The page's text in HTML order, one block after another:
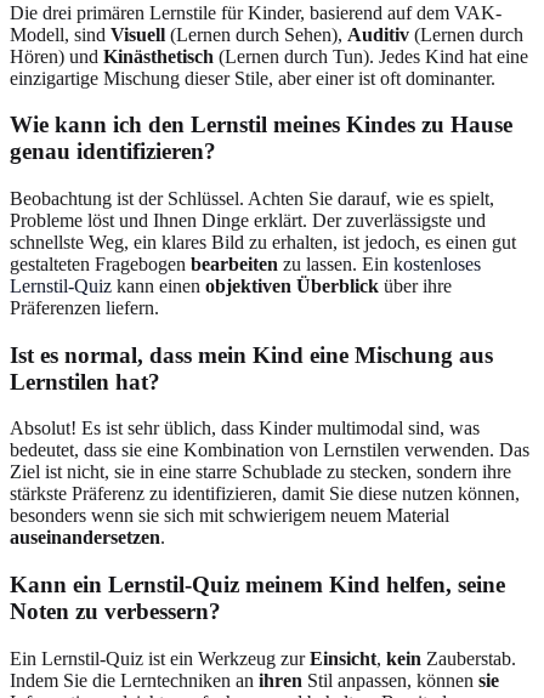
Die drei primären Lernstile für Kinder, basierend auf dem VAK-
Modell, sind Visuell (Lernen durch Sehen), Auditiv (Lernen durch
Hören) und Kinästhetisch (Lernen durch Tun). Jedes Kind hat eine
einzigartige Mischung dieser Stile, aber einer ist oft dominanter.
Wie kann ich den Lernstil meines Kindes zu Hause
genau identifizieren?
Beobachtung ist der Schlüssel. Achten Sie darauf, wie es spielt,
Probleme löst und Ihnen Dinge erklärt. Der zuverlässigste und
schnellste Weg, ein klares Bild zu erhalten, ist jedoch, es einen gut
gestalteten Fragebogen bearbeiten zu lassen. Ein kostenloses
Lernstil-Quiz kann einen objektiven Überblick über ihre
Präferenzen liefern.
Ist es normal, dass mein Kind eine Mischung aus
Lernstilen hat?
Absolut! Es ist sehr üblich, dass Kinder multimodal sind, was
bedeutet, dass sie eine Kombination von Lernstilen verwenden. Das
Ziel ist nicht, sie in eine starre Schublade zu stecken, sondern ihre
stärkste Präferenz zu identifizieren, damit Sie diese nutzen können,
besonders wenn sie sich mit schwierigem neuem Material
auseinandersetzen.
Kann ein Lernstil-Quiz meinem Kind helfen, seine
Noten zu verbessern?
Ein Lernstil-Quiz ist ein Werkzeug zurEinsicht, kein Zauberstab.
Indem Sie die Lerntechniken an ihren Stil anpassen, können sie